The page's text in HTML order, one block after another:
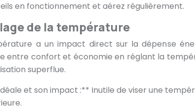
en fonctionnement et aérez régulièrement.
de la température
a un impact direct sur la dépense
entre confort et économie en réglant la
superflue.
et son impact :** Inutile de viser une